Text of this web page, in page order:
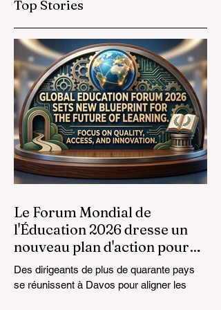
Mondiales de
l'Éducation
Top Stories
Le Forum Mondial de
l'Éducation 2026 dresse un
nouveau plan d'action pour
l'avenir de l'apprentissage
Des dirigeants de plus de quarante pays
se réunissent à Davos pour aligner les